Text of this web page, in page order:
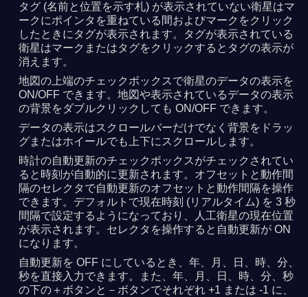
タグ (名前と位置を示す札) が表示されていない衛星はマ
ークにポインタを重ねている間およびマークをクリック
したときにタグが表示されます。タグが表示されている
衛星はマークまたはタグをクリックするとタグの表示が
消えます。
地図の上端のチェックボックスで衛星のデータの表示を
ON/OFF できます。地図や表示されているデータの表示
の背景をダブルクリックしても ON/OFF できます。
データの表示はスクロールバーだけでなく背景をドラッ
グまたはホイールでも上下にスクロールします。
時計の自動更新のチェックボックスがチェックされてい
ると時刻が自動的に更新されます。オフセットと動作間
隔のセレクタで自動更新のオフセットと動作間隔を操作
できます。デフォルトで現在時刻 (リアルタイム) を 3 秒
間隔で設定するようになっており、人工衛星の現在位置
が表示されます。セレクタを操作すると自動更新が ON
になります。
自動更新を OFF にしているとき、年、月、日、時、分、
秒を直接入力できます。また、年、月、日、時、分、秒
の下の＋ボタンと－ボタンでそれぞれ +1 または -1 に、